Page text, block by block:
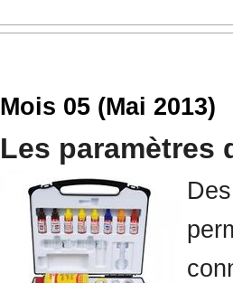
Mois 05 (Mai 2013)
Les paramètres